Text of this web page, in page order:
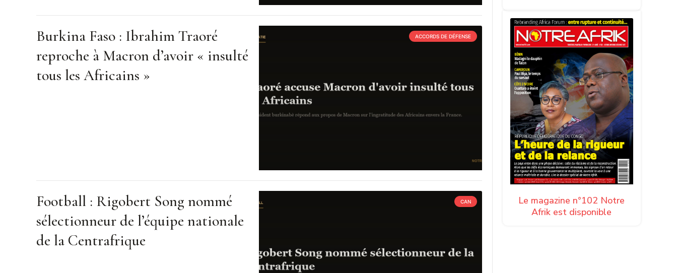
ACCORDS DE DÉFENSE
Burkina Faso : Ibrahim Traoré
reproche à Macron d’avoir « insulté
tous les Africains »
CAN
Football : Rigobert Song nommé
sélectionneur de l’équipe nationale
de la Centrafrique
Le magazine n°102 Notre
Afrik est disponible